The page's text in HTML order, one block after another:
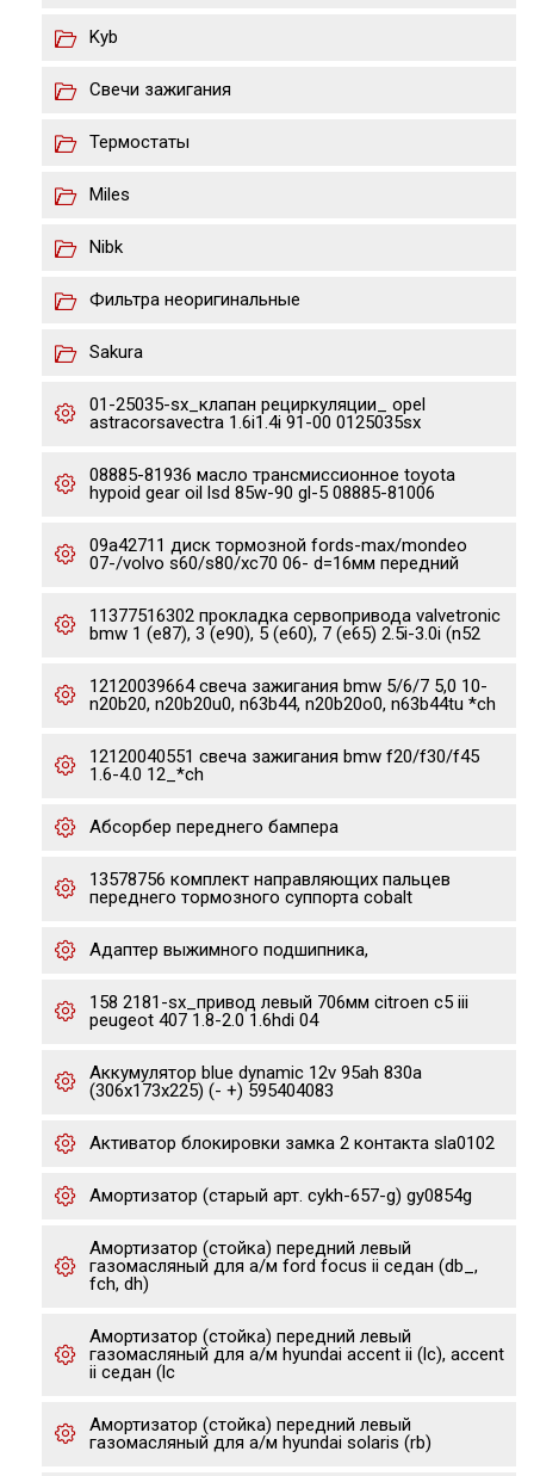
Kyb
Свечи зажигания
Термостаты
Miles
Nibk
Фильтра неоригинальные
Sakura
01-25035-sx_клапан рециркуляции_ opel
astracorsavectra 1.6i1.4i 91-00 0125035sx
08885-81936 масло тpансмиссионное toyota
hypoid gear oil lsd 85w-90 gl-5 08885-81006
09a42711 диск тормозной fords-max/mondeo
07-/volvo s60/s80/xc70 06- d=16мм передний
11377516302 прокладка сервопривода valvetronic
bmw 1 (e87), 3 (e90), 5 (e60), 7 (e65) 2.5i-3.0i (n52
12120039664 свеча зажигания bmw 5/6/7 5,0 10-
n20b20, n20b20u0, n63b44, n20b20o0, n63b44tu *ch
12120040551 свеча зажигания bmw f20/f30/f45
1.6-4.0 12_*ch
Абсорбер переднего бампера
13578756 комплект направляющих пальцев
переднего тормозного суппорта cobalt
Адаптер выжимного подшипника,
158 2181-sx_привод левый 706мм citroen c5 iii
peugeot 407 1.8-2.0 1.6hdi 04
Аккумулятор blue dynamic 12v 95ah 830а
(306x173x225) (- +) 595404083
Активатор блокировки замка 2 контакта sla0102
Амортизатор (старый арт. cykh-657-g) gy0854g
Амортизатор (стойка) передний левый
газомасляный для а/м ford focus ii седан (db_,
fch, dh)
Амортизатор (стойка) передний левый
газомасляный для а/м hyundai accent ii (lc), accent
ii седан (lc
Амортизатор (стойка) передний левый
газомасляный для а/м hyundai solaris (rb)